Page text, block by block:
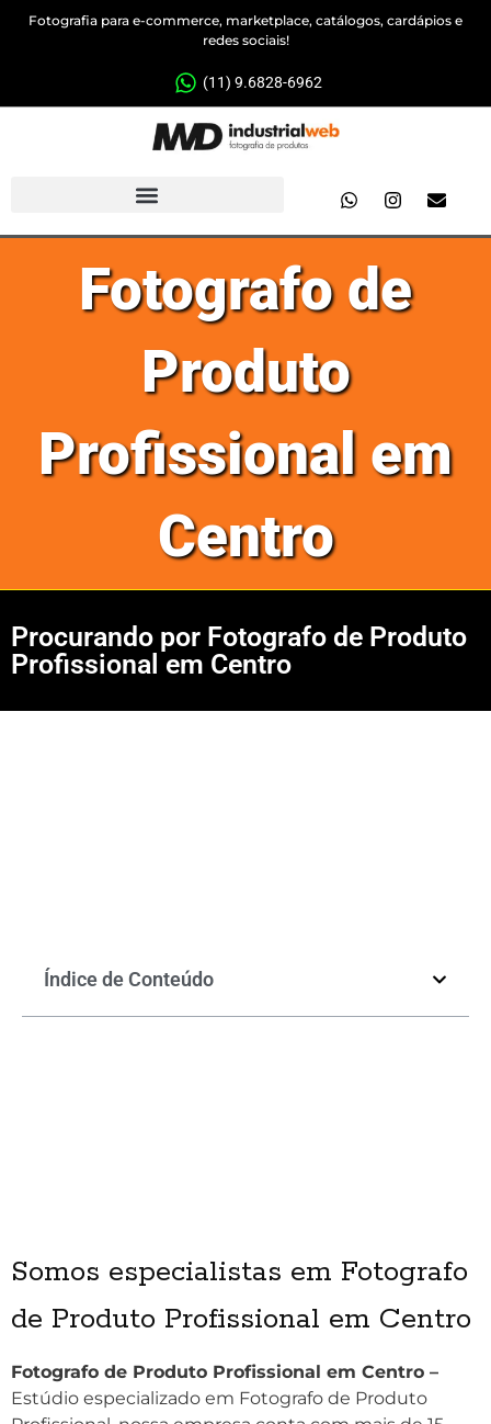
Fotografia para e-commerce, marketplace, catálogos, cardápios e
redes sociais!
(11) 9.6828-6962
Fotografo de
Produto
Profissional em
Centro
Procurando por Fotografo de Produto
Profissional em Centro
Índice de Conteúdo
Somos especialistas em Fotografo
de Produto Profissional em Centro
Fotografo de Produto Profissional em Centro –
Estúdio especializado em Fotografo de Produto